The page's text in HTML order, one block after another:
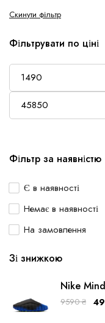
Скинути фільтр
Фільтрувати по ціні
Фільтр за наявністю
Є в наявності
Немає в наявності
На замовлення
Зі знижкою
Nike
9590₴